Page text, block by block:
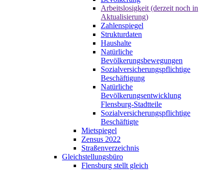
Arbeitslosigkeit (derzeit noch in
Aktualisierung)
Zahlenspiegel
Strukturdaten
Haushalte
Natürliche
Bevölkerungsbewegungen
Sozialversicherungspflichtige
Beschäftigung
Natürliche
Bevölkerungsentwicklung
Flensburg-Stadtteile
Sozialversicherungspflichtige
Beschäftigte
Mietspiegel
Zensus 2022
Straßenverzeichnis
Gleichstellungsbüro
Flensburg stellt gleich